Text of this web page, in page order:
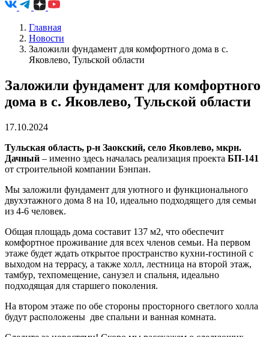
Главная
Новости
Заложили фундамент для комфортного дома в с.
Яковлево, Тульской области
Заложили фундамент для комфортного
дома в с. Яковлево, Тульской области
17.10.2024
Тульская область, р-н Заокский, село Яковлево, мкрн.
Дачный – именно здесь началась реализация проекта БП-141
от строительной компании Бэнпан.
Мы заложили фундамент для уютного и функционального
двухэтажного дома 8 на 10, идеально подходящего для семьи
из 4-6 человек.
Общая площадь дома составит 137 м2, что обеспечит
комфортное проживание для всех членов семьи. На первом
этаже будет ждать открытое пространство кухни-гостиной с
выходом на террасу, а также холл, лестница на второй этаж,
тамбур, техпомещение, санузел и спальня, идеально
подходящая для старшего поколения.
На втором этаже по обе стороны просторного светлого холла
будут расположены две спальни и ванная комната.